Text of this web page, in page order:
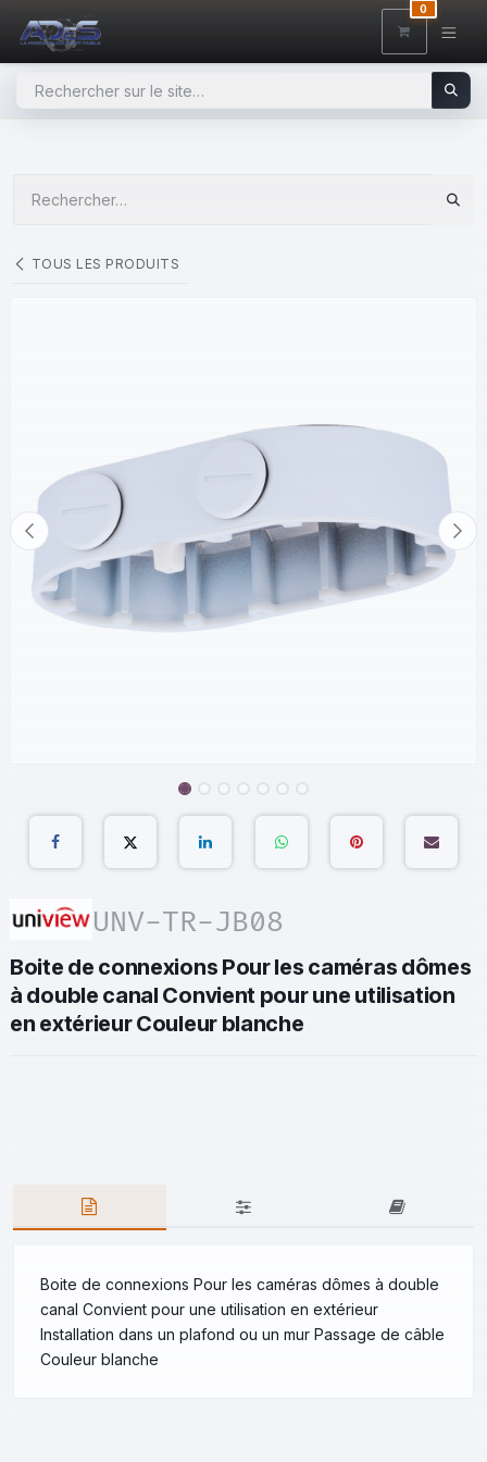
0
TOUS LES PRODUITS
UNV-TR-JB08
Boite de connexions Pour les caméras dômes
à double canal Convient pour une utilisation
en extérieur Couleur blanche
Boite de connexions Pour les caméras dômes à double
canal Convient pour une utilisation en extérieur
Installation dans un plafond ou un mur Passage de câble
Couleur blanche